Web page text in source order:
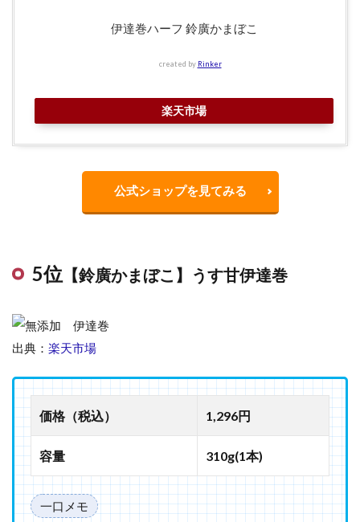
伊達巻ハーフ 鈴廣かまぼこ
created by Rinker
楽天市場
公式ショップを見てみる
5位 【鈴廣かまぼこ】うす甘伊達巻
出典： 楽天市場
価格（税込） 1,296円
容量 310g(1本)
一口メモ